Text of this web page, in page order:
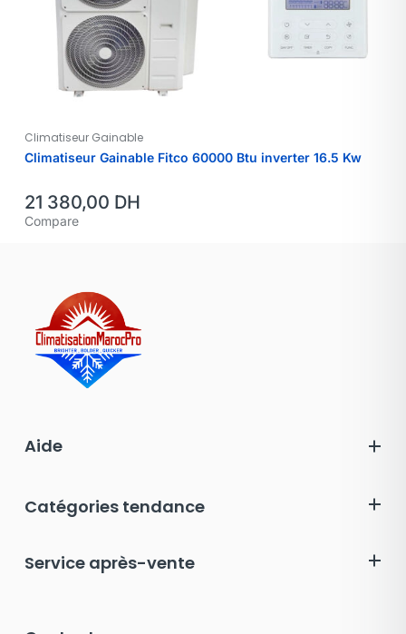
Climatiseur Gainable
Climatiseur Gainable Fitco 60000 Btu inverter 16.5 Kw
21 380,00 DH
Compare
Aide
Catégories tendance
Service après-vente